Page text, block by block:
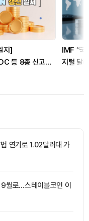
지]
등 8종 신고
IMF “국
지털 달
연기로 1.02달러대 가
월로…스테이블코인 이